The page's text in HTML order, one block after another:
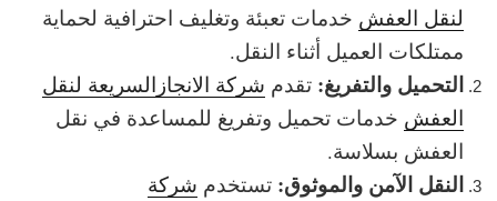
لنقل العفش خدمات تعبئة وتغليف احترافية لحماية
ممتلكات العميل أثناء النقل.
التحميل والتفريغ: تقدم شركة الانجازالسريعة لنقل
العفش خدمات تحميل وتفريغ للمساعدة في نقل
العفش بسلاسة.
النقل الآمن والموثوق: تستخدم شركة